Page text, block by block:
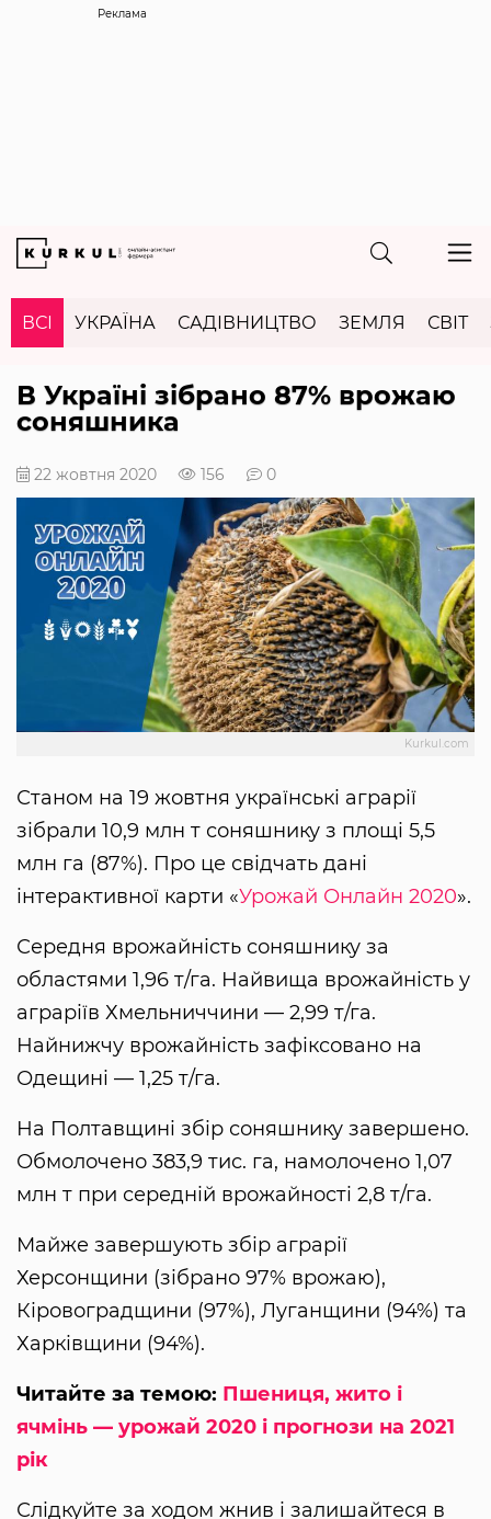
Реклама
ВСІ УКРАЇНА САДІВНИЦТВО ЗЕМЛЯ СВІТ
В Україні зібрано 87% врожаю
соняшника
22 жовтня 2020 156 0
Kurkul.com
Станом на 19 жовтня українські аграрії
зібрали 10,9 млн т соняшнику з площі 5,5
млн га (87%). Про це свідчать дані
інтерактивної карти «Урожай Онлайн 2020».
Середня врожайність соняшнику за
областями 1,96 т/га. Найвища врожайність у
аграріїв Хмельниччини — 2,99 т/га.
Найнижчу врожайність зафіксовано на
Одещині — 1,25 т/га.
На Полтавщині збір соняшнику завершено.
Обмолочено 383,9 тис. га, намолочено 1,07
млн т при середній врожайності 2,8 т/га.
Майже завершують збір аграрії
Херсонщини (зібрано 97% врожаю),
Кіровоградщини (97%), Луганщини (94%) та
Харківщини (94%).
Читайте за темою: Пшениця, жито і
ячмінь — урожай 2020 і прогнози на 2021
рік
Слідкуйте за ходом жнив і залишайтеся в